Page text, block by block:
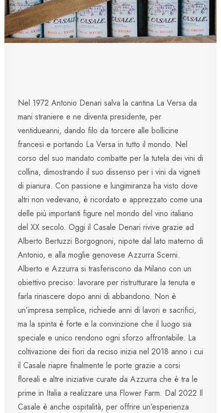
Nel 1972 Antonio Denari salva la cantina La Versa da
mani straniere e ne diventa presidente, per
ventidueanni, dando filo da torcere alle bollicine
francesi e portando La Versa in tutto il mondo. Nel
corso del suo mandato combatte per la tutela dei vini di
collina, dimostrando il suo dissenso per i vini da vigneti
di pianura. Con passione e lungimiranza ha visto dove
altri non vedevano, è ricordato e apprezzato come una
delle più importanti figure nel mondo del vino italiano
del XX secolo. Oggi il Casale Denari rivive grazie ad
Alberto Bertuzzi Borgognoni, nipote dal lato materno di
Antonio, e alla moglie genovese Azzurra Scerni.
Alberto e Azzurra si trasferiscono da Milano con un
obiettivo preciso: lavorare per ristrutturare la tenuta e
farla rinascere dopo anni di abbandono. Non è
un’impresa semplice, richiede anni di lavori e sacrifici,
ma la spinta è forte e la convinzione che il luogo sia
speciale e unico rendono ogni sforzo affrontabile. La
coltivazione dei fiori da reciso inizia nel 2018 anno i cui
il Casale riapre finalmente le porte grazie a corsi
floreali e altre iniziative curate da Azzurra che è tra le
prime in Italia a realizzare una Flower Farm. Dal 2022 Il
Casale è anche ospitalità, per offrire un’esperienza